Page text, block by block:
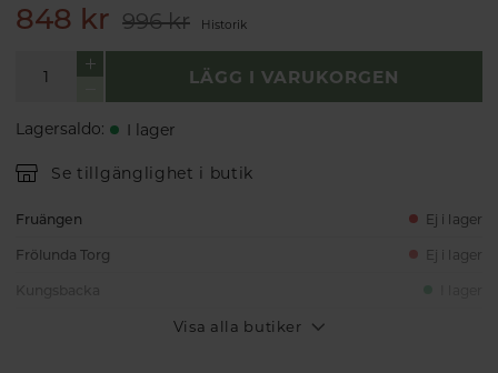
848 kr 996 kr Historik
LÄGG I VARUKORGEN
Lagersaldo: I lager
Se tillgänglighet i butik
Fruängen Ej i lager
Frölunda Torg Ej i lager
Visa alla butiker